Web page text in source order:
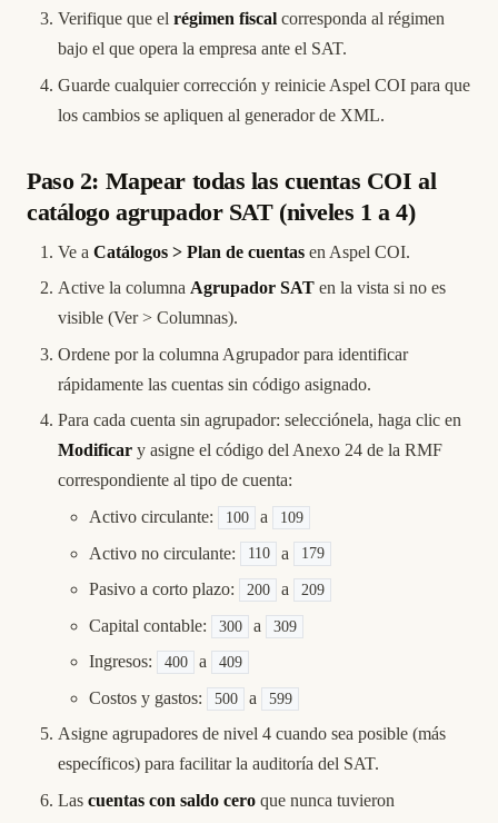
Verifique que el régimen fiscal corresponda al régimen
bajo el que opera la empresa ante el SAT.
Guarde cualquier corrección y reinicie Aspel COI para que
los cambios se apliquen al generador de XML.
Paso 2: Mapear todas las cuentas COI al
catálogo agrupador SAT (niveles 1 a 4)
Ve a Catálogos > Plan de cuentas en Aspel COI.
Active la columna Agrupador SAT en la vista si no es
visible (Ver > Columnas).
Ordene por la columna Agrupador para identificar
rápidamente las cuentas sin código asignado.
Para cada cuenta sin agrupador: selecciónela, haga clic en
Modificar y asigne el código del Anexo 24 de la RMF
correspondiente al tipo de cuenta:
Activo circulante:
100 a 109
Activo no circulante: 110 a 179
Pasivo a corto plazo: 200 a 209
Capital contable: 300 a 309
Ingresos: 400 a 409
Costos y gastos: 500 a 599
Asigne agrupadores de nivel 4 cuando sea posible (más
específicos) para facilitar la auditoría del SAT.
Las cuentas con saldo cero que nunca tuvieron